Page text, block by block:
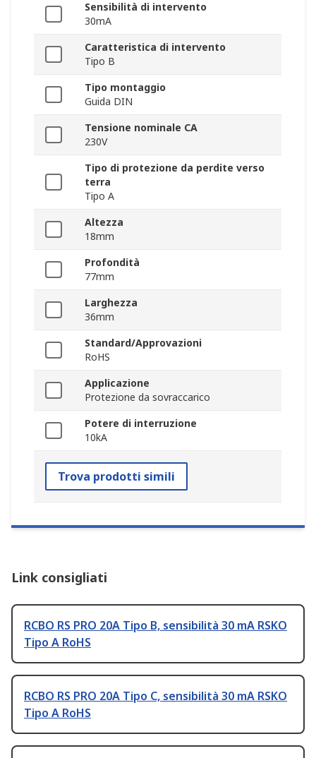
Sensibilità di intervento
30mA
Caratteristica di intervento
Tipo B
Tipo montaggio
Guida DIN
Tensione nominale CA
230V
Tipo di protezione da perdite verso
terra
Tipo A
Altezza
18mm
Profondità
77mm
Larghezza
36mm
Standard/Approvazioni
RoHS
Applicazione
Protezione da sovraccarico
Potere di interruzione
10kA
Trova prodotti simili
Link consigliati
RCBO RS PRO 20A Tipo B, sensibilità 30 mA RSKO
Tipo A RoHS
RCBO RS PRO 20A Tipo C, sensibilità 30 mA RSKO
Tipo A RoHS